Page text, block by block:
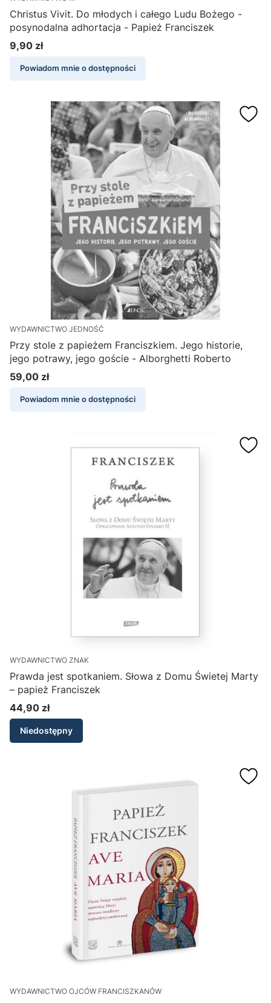
Christus Vivit. Do młodych i całego Ludu Bożego -
posynodalna adhortacja - Papież Franciszek
Cena
9,90 zł
Powiadom mnie o dostępności
WYDAWNICTWO JEDNOŚĆ
Przy stole z papieżem Franciszkiem. Jego historie,
jego potrawy, jego goście - Alborghetti Roberto
Cena
59,00 zł
Powiadom mnie o dostępności
WYDAWNICTWO ZNAK
Prawda jest spotkaniem. Słowa z Domu Świetej Marty
– papież Franciszek
Cena
44,90 zł
Niedostępny
WYDAWNICTWO OJCÓW FRANCISZKANÓW